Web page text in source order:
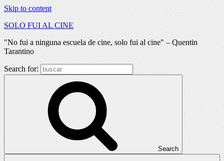
Skip to content
SOLO FUI AL CINE
"No fui a ninguna escuela de cine, solo fui al cine" – Quentin
Tarantino
Search for:
Search